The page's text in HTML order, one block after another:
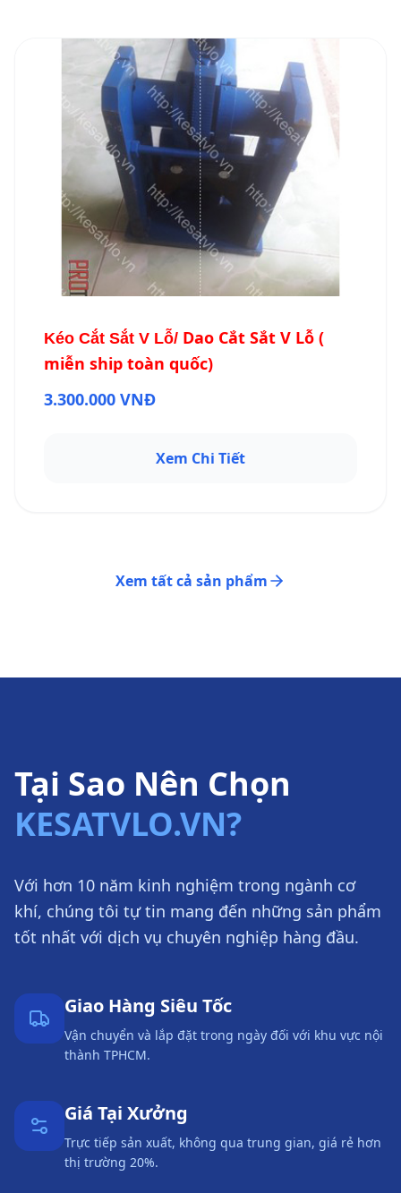
Kéo Cắt Sắt V Lỗ/ Dao Cắt Sắt V Lỗ (
miễn ship toàn quốc)
3.300.000 VNĐ
Xem Chi Tiết
Xem tất cả sản phẩm
Tại Sao Nên Chọn
KESATVLO.VN?
Với hơn 10 năm kinh nghiệm trong ngành cơ
khí, chúng tôi tự tin mang đến những sản phẩm
tốt nhất với dịch vụ chuyên nghiệp hàng đầu.
Giao Hàng Siêu Tốc
Vận chuyển và lắp đặt trong ngày đối với khu vực nội
thành TPHCM.
Giá Tại Xưởng
Trực tiếp sản xuất, không qua trung gian, giá rẻ hơn
thị trường 20%.